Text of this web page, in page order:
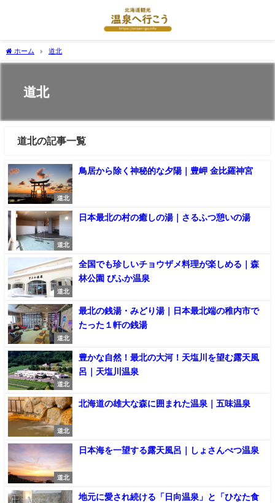
ホーム 道北
道北
道北の記事一覧
道北
鳥居から除く神秘的な夕陽｜豊岬 金比羅神宮
道北
日本最北の村の癒しの湯｜さるふつ憩いの湯
道北
全国でも珍しいチョウザメ料理が楽しめる｜森
林公園 びふか温泉
道北
最北の銭湯・みどり湯｜日本最北端の稚内市で
たった１軒の銭湯
道北
豊かな自然！最北の大河！天塩川を望む露天風
呂｜天塩川温泉
道北
北海道の雄大な森に囲まれた温泉｜五味温泉
道北
日本海を一望する露天風呂｜しょさんべつ温泉
地元に愛され続ける「日向温泉」と「ひなた食